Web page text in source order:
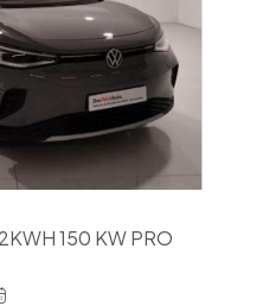
150 KW PRO